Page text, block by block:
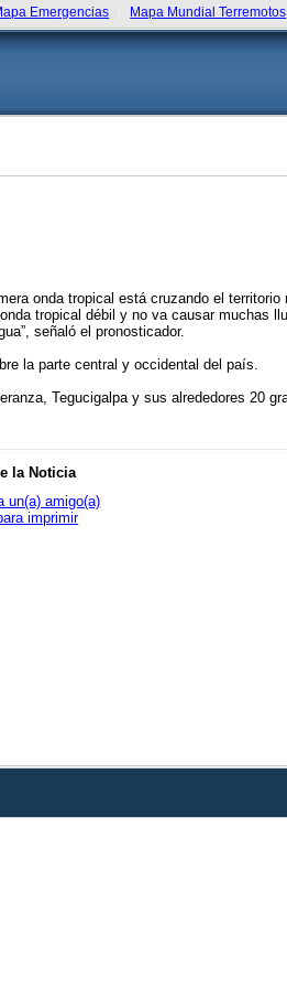
Emergencias Mapa Mundial Terremotos
onda tropical está cruzando el
tropical débil y no va causar muchas
señaló el pronosticador.
la parte central y occidental del país.
Tegucigalpa y sus alrededores 20
la Noticia
un(a) amigo(a)
imprimir